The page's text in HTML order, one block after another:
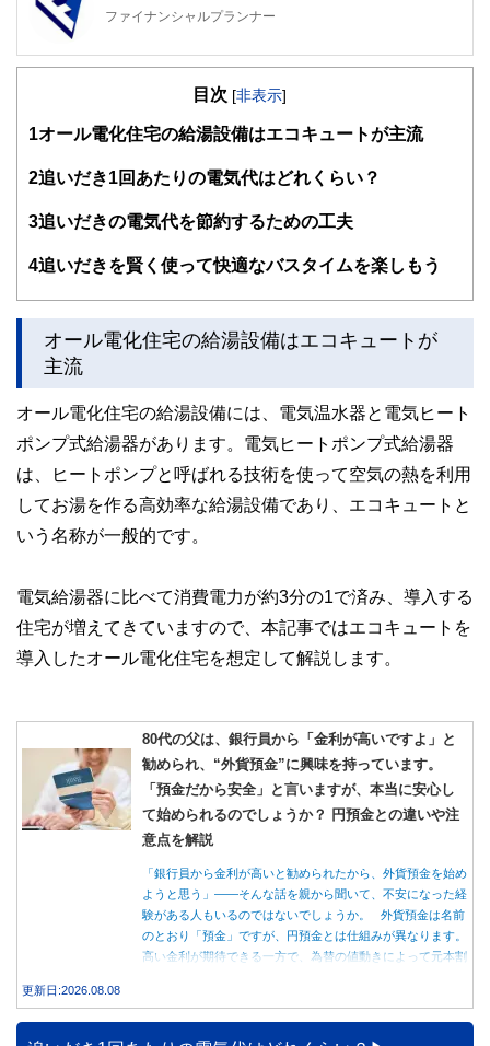
ファイナンシャルプランナー
FinancialField編集部は、金融、経済に関する記事を、日々
知識がない方でも理解できるようわかりやすく発信していま
得者を中心に「お金や暮らし」に関する書籍・雑誌の編集経
験者で構成され、企画立案から記事掲載まですべての工程に
護士、税理士、宅地建物取引士、相続診断士、住宅ローンア
かしく感じられる年金や税金、相続、保険、ローンなどの話
このように編集経験豊富なメンバーと金融や経済に精通した
執筆者・監修者による執筆体制を築くことで、内容のわかり
やすさはもちろんのこと、読み応えのあるコンテンツと確か
私たちは、快適でより良い生活のアイデアを提供するお金の
コンシェルジュを目指します。
目次 [非表示]
1 オール電化住宅の給湯設備はエコキュートが主流
2追いだき1回あたりの電気代はどれくらい？
3追いだきの電気代を節約するための工夫
4追いだきを賢く使って快適なバスタイムを楽しもう
オール電化住宅の給湯設備はエコキュートが
主流
オール電化住宅の給湯設備には、電気温水器と電気ヒート
ポンプ式給湯器があります。電気ヒートポンプ式給湯器
は、ヒートポンプと呼ばれる技術を使って空気の熱を利用
してお湯を作る高効率な給湯設備であり、エコキュートと
いう名称が一般的です。
電気給湯器に比べて消費電力が約3分の1で済み、導入する
住宅が増えてきていますので、本記事ではエコキュートを
導入したオール電化住宅を想定して解説します。
80代の父は、銀行員から「金利が高いですよ」と
勧められ、“外貨預金”に興味を持っています。
「預金だから安全」と言いますが、本当に安心し
て始められるのでしょうか？ 円預金との違いや注
意点を解説
「銀行員から金利が高いと勧められたから、外貨預金を始め
ようと思う」――そんな話を親から聞いて、不安になった経
験がある人もいるのではないでしょうか。 外貨預金は名前
のとおり「預金」ですが、円預金とは仕組みが異なります。
高い金利が期待できる一方で、為替の値動きによって元本割
更新日:2026.08.08